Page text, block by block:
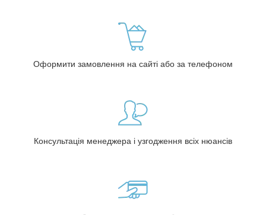
Оформити замовлення на сайті або за телефоном
Консультація менеджера і узгодження всіх нюансів